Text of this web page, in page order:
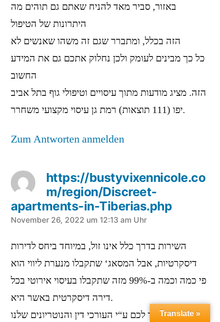
באזור, סביר מאד להניח שאתם גם תוהים מה
היתרונות של הטיפול
הזה בכלל, ומתברר שגם זה משהו שאנשים לא
כל כך מבינים לעומק ולכן נחלוק אתכם גם את המידע
החשוב
הזה. מציג מודעות מתוך עיסויים וטיפולי גוף בתל אביב
יפו (111 תוצאות) רמת גן עיסוי מקצועי משחרר.
Zum Antworten anmelden
https://bustyvixennicole.co
m/region/Discreet-
apartments-in-Tiberias.php
sagt:
November 26, 2022 um 12:13 am Uhr
השירות בדרך כלל אינו זול, במיוחד ביחס לדירות
דיסקרטיות, אבל המסאג‘ שתקבלו מנערת ליווי הוא
פי כמה וכמה ב-99% מזה שתקבלו בעיסוי אירוטי בכל
דירה דיסקרטית באשר היא.
אנחנו ניצור לכם ע“י העורכי דין והנוטריונים שלנו
Translate »